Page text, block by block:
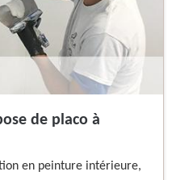
de placo à
en peinture intérieure,